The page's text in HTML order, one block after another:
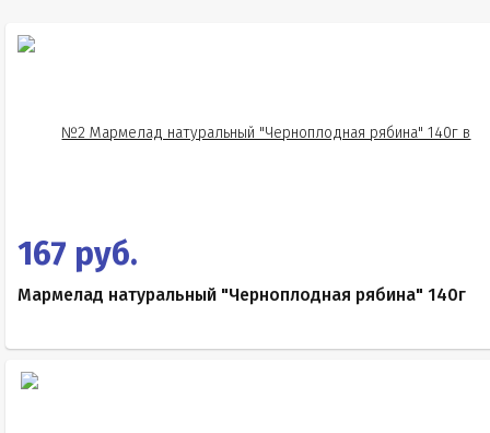
167 руб.
Мармелад натуральный "Черноплодная рябина" 140г